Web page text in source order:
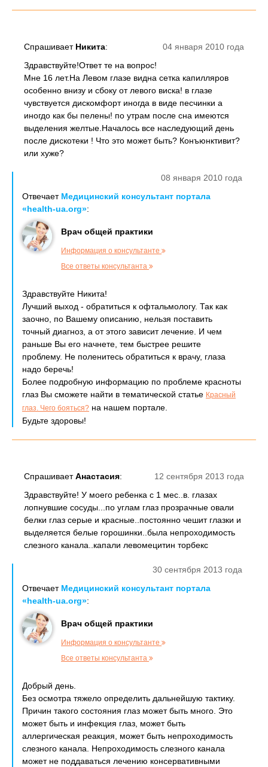
04 января 2010 года
Спрашивает Никита:
Здравствуйте!Ответ те на вопрос!
Мне 16 лет.На Левом глазе видна сетка капилляров
особенно внизу и сбоку от левого виска! в глазе
чувствуется дискомфорт иногда в виде песчинки а
иногдо как бы пелены! по утрам после сна имеются
выделения желтые.Началось все наследующий день
после дискотеки ! Что это может быть? Конъюнктивит?
или хуже?
08 января 2010 года
Отвечает Медицинский консультант портала
«health-ua.org»:
Врач общей практики
Информация о консультанте
Все ответы консультанта
Здравствуйте Никита!
Лучший выход - обратиться к офтальмологу. Так как
заочно, по Вашему описанию, нельзя поставить
точный диагноз, а от этого зависит лечение. И чем
раньше Вы его начнете, тем быстрее решите
проблему. Не поленитесь обратиться к врачу, глаза
надо беречь!
Более подробную информацию по проблеме красноты
глаз Вы сможете найти в тематической статье Красный
глаз. Чего бояться? на нашем портале.
Будьте здоровы!
12 сентября 2013 года
СпрашиваетАнастасия:
Здравствуйте! У моего ребенка с 1 мес..в. глазах
лопнувшие сосуды...по углам глаз прозрачные овали
белки глаз серые и красные..постоянно чешит глазки и
выделяется белые горошинки..была непроходимость
слезного канала..капали левомецитин торбекс
30 сентября 2013 года
Отвечает Медицинский консультант портала
«health-ua.org»:
Врач общей практики
Информация о консультанте
Все ответы консультанта
Добрый день.
Без осмотра тяжело определить дальнейшую тактику.
Причин такого состояния глаз может быть много. Это
может быть и инфекция глаз, может быть
аллергическая реакция, может быть непроходимость
слезного канала. Непроходимость слезного канала
может не поддаваться лечению консервативными